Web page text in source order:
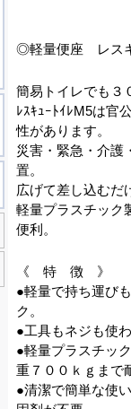
◎軽量便座 レス
簡易トイレでも３
ﾚｽｷｭｰﾄｲﾚM5は官
性があります。
災害・緊急・介護
置。
広げて差し込むだ
軽量プラスチッ
便利。
《 特 徴 》
●軽量で持ち運び
ク。
●工具もネジも使
●軽量プラスチッ
重７００ｋｇまで
●清潔で簡単な使